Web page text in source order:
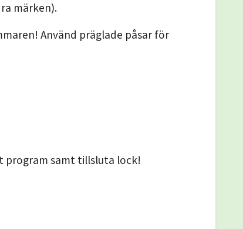
märken).
Använd präglade påsar för
program samt tillsluta lock!